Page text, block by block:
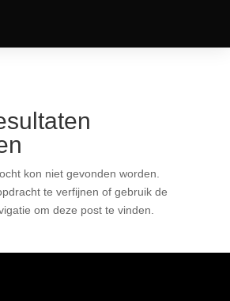
kon niet gevonden worden.
te verfijnen of gebruik de
om deze post te vinden.